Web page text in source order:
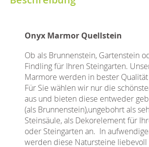
Onyx Marmor Quellstein
Ob als Brunnenstein, Gartenstein
Findling für Ihren Steingarten.
Marmore werden in bester
Für Sie wählen wir nur die
aus und bieten diese entweder
(als Brunnenstein),ungebohrt als
Steinsäule, als Dekorelement für
oder Steingarten an. In
werden diese Natursteine liebevoll